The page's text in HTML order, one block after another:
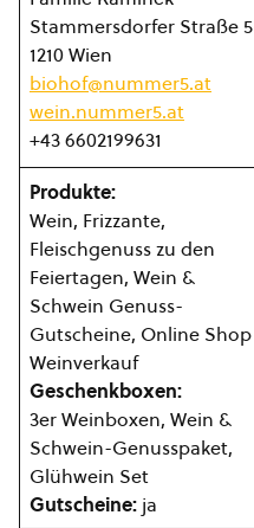
Stammersdorfer Straße 5
1210 Wien
biohof@nummer5.at
wein.nummer5.at
+43 6602199631
Produkte:
Wein, Frizzante,
Fleischgenuss zu den
Feiertagen, Wein &
Schwein Genuss-
Gutscheine, Online Shop
Weinverkauf
Geschenkboxen:
3er Weinboxen, Wein &
Schwein-Genusspaket,
Glühwein Set
Gutscheine: ja